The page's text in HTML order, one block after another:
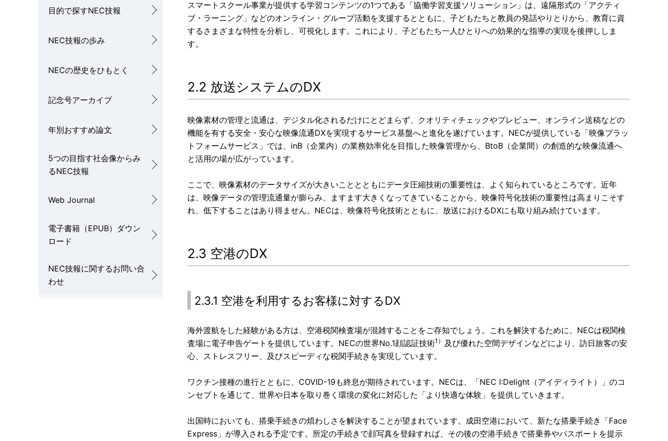
目的で探すNEC技報
NEC技報の歩み
NECの歴史をひもとく
記念号アーカイブ
年別おすすめ論文
5つの目指す社会像からみ
るNEC技報
Web Journal
電子書籍（EPUB）ダウン
ロード
NEC技報に関するお問い合
わせ
スマートスクール事業が提供する学習コンテンツの1つである「協働学習支援ソリューション」は、遠隔形式の「アクティ
ブ・ラーニング」などのオンライン・グループ活動を支援するとともに、子どもたちと教員の発話やりとりから、教育に資
するさまざまな特性を分析し、可視化します。これにより、子どもたち一人ひとりへの効果的な指導の実現を後押ししま
す。
2.2 放送システムのDX
映像素材の管理と流通は、デジタル化されるだけにとどまらず、クオリティチェックやプレビュー、オンライン送稿などの
機能を有する安全・安心な映像流通DXを実現するサービス基盤へと進化を遂げています。NECが提供している「映像プラッ
トフォームサービス」では、inB（企業内）の業務効率化を目指した映像管理から、BtoB（企業間）の創造的な映像流通へ
と活用の場が広がっています。
ここで、映像素材のデータサイズが大きいこととともにデータ圧縮技術の重要性は、よく知られているところです。近年
は、映像データの管理流通量が膨らみ、ますます大きくなってきていることから、映像符号化技術の重要性は高まりこそす
れ、低下することはあり得ません。NECは、映像符号化技術とともに、放送におけるDXにも取り組み続けています。
2.3 空港のDX
2.3.1 空港を利用するお客様に対するDX
海外渡航をした経験がある方は、空港税関検査場が混雑することをご存知でしょう。これを解決するために、NECは税関検
査場に電子申告ゲートを提供しています。NECの世界No.1顔認証技術1） 及び優れた空間デザインなどにより、訪日旅客の安
心、ストレスフリー、及びスピーディな税関手続きを実現しています。
ワクチン接種の進行とともに、COVID-19も終息が期待されています。NECは、「NEC I:Delight（アイディライト）」のコ
ンセプトを通じて、世界や日本を取り巻く環境の変化に対応した「より快適な体験」を提供していきます。
出国時においても、搭乗手続きの煩わしさを解決することが望まれています。成田空港において、新たな搭乗手続き「Face
Express」が導入される予定です。所定の手続きで顔写真を登録すれば、その後の空港手続きで搭乗券やパスポートを提示